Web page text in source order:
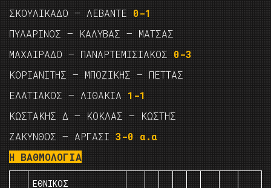
ΣΚΟΥΛΙΚΑΔΟ – ΛΕΒΑΝΤΕ 0-1
ΠΥΛΑΡΙΝΟΣ – ΚΑΛΥΒΑΣ – ΜΑΤΣΑΣ
ΜΑΧΑΙΡΑΔΟ – ΠΑΝΑΡΤΕΜΙΣΙΑΚΟΣ 0-3
ΚΟΡΙΑΝΙΤΗΣ – ΜΠΟΖΙΚΗΣ – ΠΕΤΤΑΣ
ΕΛΑΤΙΑΚΟΣ – ΛΙΘΑΚΙΑ 1-1
ΚΩΣΤΑΚΗΣ Δ – ΚΟΚΛΑΣ – ΚΩΣΤΗΣ
ΖΑΚΥΝΘΟΣ – ΑΡΓΑΣΙ 3-0 α.α
Η ΒΑΘΜΟΛΟΓΙΑ
ΕΘΝΙΚΟΣ